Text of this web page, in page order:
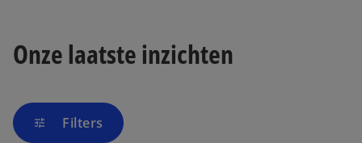
Onze laatste inzichten
tune Filters